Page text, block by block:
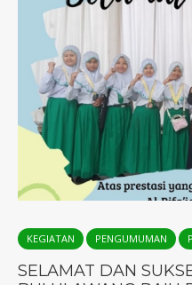
KEGIATAN PENGUMUMAN
SELAMAT DAN